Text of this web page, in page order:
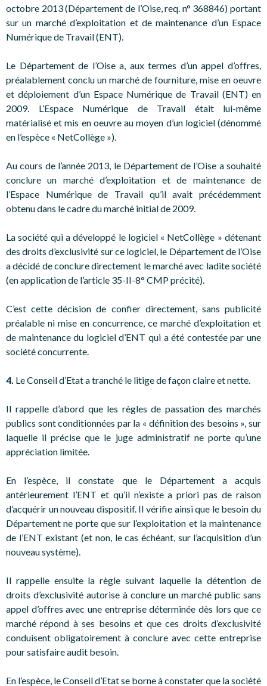
octobre 2013 (Département de l’Oise, req. n° 368846) portant
sur un marché d’exploitation et de maintenance d’un Espace
Numérique de Travail (ENT).
Le Département de l’Oise a, aux termes d’un appel d’offres,
préalablement conclu un marché de fourniture, mise en oeuvre
et déploiement d’un Espace Numérique de Travail (ENT) en
2009. L’Espace Numérique de Travail était lui-même
matérialisé et mis en oeuvre au moyen d’un logiciel (dénommé
en l’espèce « NetCollège »).
Au cours de l’année 2013, le Département de l’Oise a souhaité
conclure un marché d’exploitation et de maintenance de
l’Espace Numérique de Travail qu’il avait précédemment
obtenu dans le cadre du marché initial de 2009.
La société qui a développé le logiciel « NetCollège » détenant
des droits d’exclusivité sur ce logiciel, le Département de l’Oise
a décidé de conclure directement le marché avec ladite société
(en application de l’article 35-II-8° CMP précité).
C’est cette décision de confier directement, sans publicité
préalable ni mise en concurrence, ce marché d’exploitation et
de maintenance du logiciel d’ENT qui a été contestée par une
société concurrente.
4. Le Conseil d’Etat a tranché le litige de façon claire et nette.
Il rappelle d’abord que les règles de passation des marchés
publics sont conditionnées par la « définition des besoins », sur
laquelle il précise que le juge administratif ne porte qu’une
appréciation limitée.
En l’espèce, il constate que le Département a acquis
antérieurement l’ENT et qu’il n’existe a priori pas de raison
d’acquérir un nouveau dispositif. Il vérifie ainsi que le besoin du
Département ne porte que sur l’exploitation et la maintenance
de l’ENT existant (et non, le cas échéant, sur l’acquisition d’un
nouveau système).
Il rappelle ensuite la règle suivant laquelle la détention de
droits d’exclusivité autorise à conclure un marché public sans
appel d’offres avec une entreprise déterminée dès lors que ce
marché répond à ses besoins et que ces droits d’exclusivité
conduisent obligatoirement à conclure avec cette entreprise
pour satisfaire audit besoin.
En l’espèce, le Conseil d’Etat se borne à constater que la société